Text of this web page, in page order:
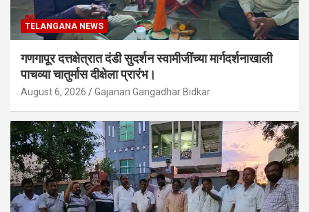
TELANGANA NEWS
गणगापूर दत्तक्षेत्रात दंडी सुदर्शन स्वामीजींच्या मार्गदर्शनाखाली
पाचव्या चातुर्मास दीक्षेला प्रारंभ।
August 6, 2026 Gajanan Gangadhar Bidkar